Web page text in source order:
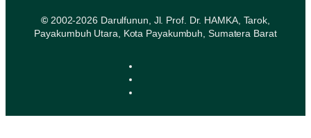
©2002-2026 Darulfunun, Jl. Prof. Dr. HAMKA, Tarok,
Payakumbuh Utara, Kota Payakumbuh, Sumatera Barat